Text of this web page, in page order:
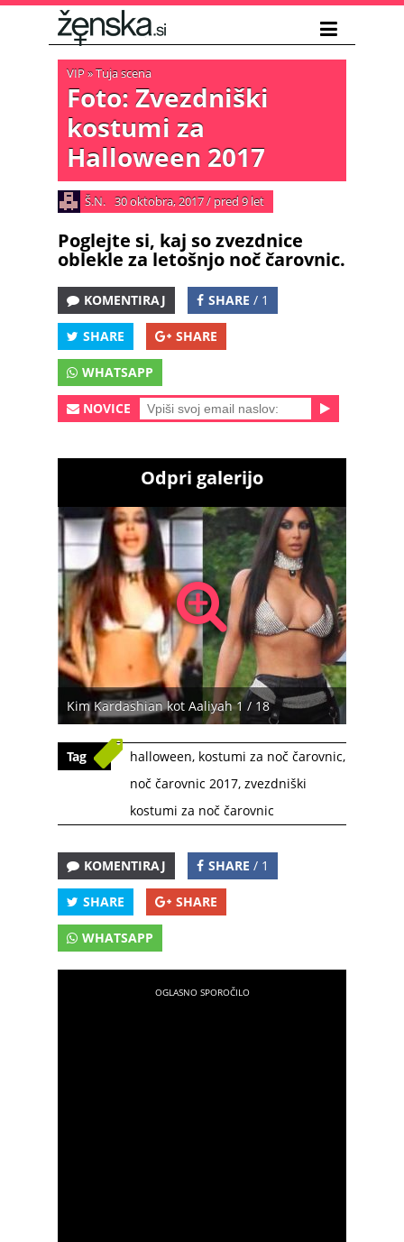
VIP»Tuja scena
Foto: Zvezdniški
kostumi za
Halloween 2017
Š.N. 30 oktobra, 2017/ pred 9 let
Poglejte si, kaj so zvezdnice
oblekle za letošnjo noč čarovnic.
KOMENTIRAJ SHARE / 1
SHARE SHARE
WHATSAPP
NOVICE
Odpri galerijo
Kim Kardashian kot Aaliyah 1 / 18
Tag halloween, kostumi za noč čarovnic,
noč čarovnic 2017, zvezdniški
kostumi za noč čarovnic
KOMENTIRAJ SHARE / 1
SHARE SHARE
WHATSAPP